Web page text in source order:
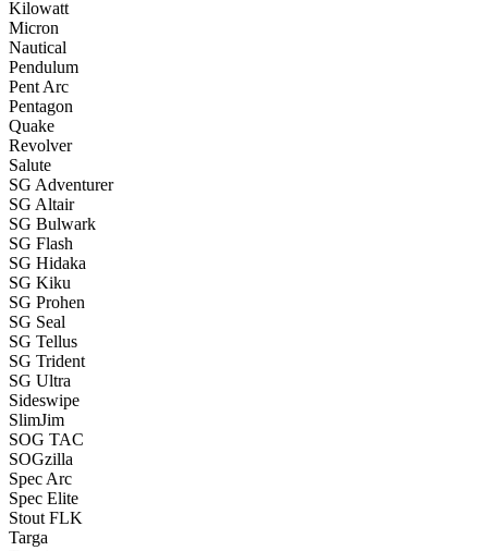
Kilowatt
Micron
Nautical
Pendulum
Pent Arc
Pentagon
Quake
Revolver
Salute
SG Adventurer
SG Altair
SG Bulwark
SG Flash
SG Hidaka
SG Kiku
SG Prohen
SG Seal
SG Tellus
SG Trident
SG Ultra
Sideswipe
SlimJim
SOG TAC
SOGzilla
Spec Arc
Spec Elite
Stout FLK
Targa